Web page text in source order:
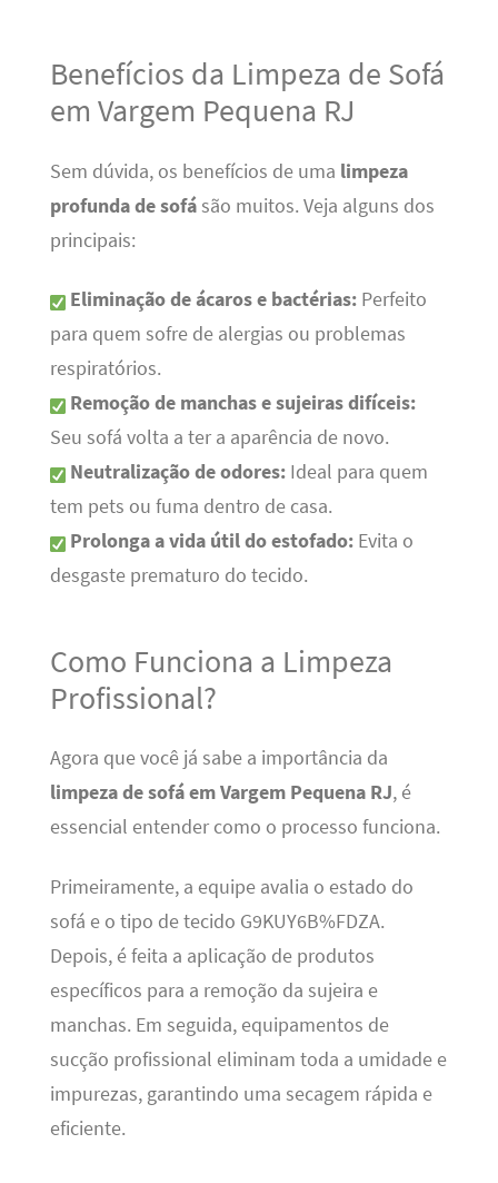
Benefícios da Limpeza de Sofá
em Vargem Pequena RJ
Sem dúvida, os benefícios de uma limpeza
profunda de sofásão muitos. Veja alguns dos
principais:
Eliminação de ácaros e bactérias:Perfeito
para quem sofre de alergias ou problemas
respiratórios.
Remoção de manchas e sujeiras difíceis:
Seu sofá volta a ter a aparência de novo.
Neutralização de odores:Ideal para quem
tem pets ou fuma dentro de casa.
Prolonga a vida útil do estofado:Evita o
desgaste prematuro do tecido.
Como Funciona a Limpeza
Profissional?
Agora que você já sabe a importância da
limpeza de sofá em Vargem Pequena RJ, é
essencial entender como o processo funciona.
Primeiramente, a equipe avalia o estado do
sofá e o tipo de tecido G9KUY6B%FDZA.
Depois, é feita a aplicação de produtos
específicos para a remoção da sujeira e
manchas. Em seguida, equipamentos de
sucção profissional eliminam toda a umidade e
impurezas, garantindo uma secagem rápida e
eficiente.